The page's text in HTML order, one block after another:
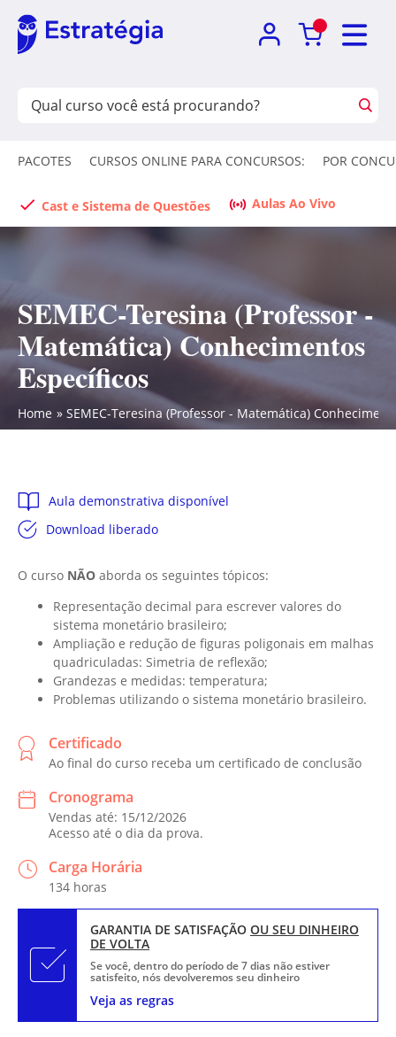
PACOTES CURSOS ONLINE PARA CONCURSOS: POR
Cast e Sistema de Questões Aulas Ao Vivo
SEMEC-Teresina (Professor -
Matemática) Conhecimentos
Específicos
Home SEMEC-Teresina (Professor - Matemática)
Aula demonstrativa disponível
Download liberado
O curso NÃO aborda os seguintes tópicos:
Representação decimal para escrever valores do
sistema monetário brasileiro;
Ampliação e redução de figuras poligonais em malhas
quadriculadas: Simetria de reflexão;
Grandezas e medidas: temperatura;
Problemas utilizando o sistema monetário brasileiro.
Certificado
Ao final do curso receba um certificado de conclusão
Cronograma
Vendas até: 15/12/2026
Acesso até o dia da prova.
Carga Horária
134 horas
GARANTIA DE SATISFAÇÃO OU SEU DINHEIRO
DE VOLTA
Se você, dentro do período de 7 dias não estiver
satisfeito, nós devolveremos seu dinheiro
Veja as regras